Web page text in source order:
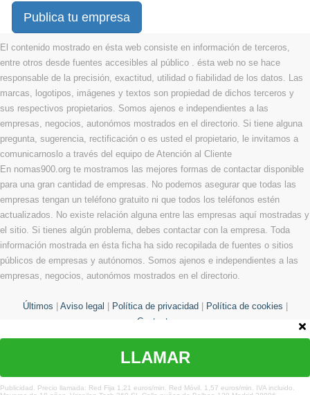
Publica tu empresa
El contenido mostrado en ésta web consiste en información de terceros,
entre otros desde fuentes accesibles al público . ésta web no se hace
responsable de la precisión, exactitud, utilidad o fiabilidad de los datos. Las
marcas, logotipos, imágenes y textos son propiedad de dichos terceros y
sus respectivos propietarios. Somos ajenos e independientes a las
empresas, negocios, autonómos mostrados en el directorio. Si tiene alguna
pregunta, sugerencia, rectificación o es usted el propietario, le invitamos a
comunicarnoslo a través del equipo de Atención al Cliente
En nomas900.org te mostramos las mejores formas de contactar disponible
para una gran cantidad de empresas. No podemos asegurar que todas las
empresas tengan un teléfono gratuito ni que todos los teléfonos estén
actualizados. No existe relación alguna entre las empresas aquí mostradas y
el sitio. Si tienes algún problema, debes contactar con la empresa. Toda
información mostrada en ésta ficha ha sido recopilada de fuentes o sitios
públicos de empresas y autónomos. Somos ajenos e independientes a las
empresas, negocios, autonómos mostrados en el directorio.
Últimos Aviso legal Política de privacidad Política de cookies
Contacto
¿Te hemos ayudado?
LLAMAR
Publicidad. Precio llamada: Red Fija 1,21 euros/min. Red Móvil. 1,57 euros/min. IVA incluido.